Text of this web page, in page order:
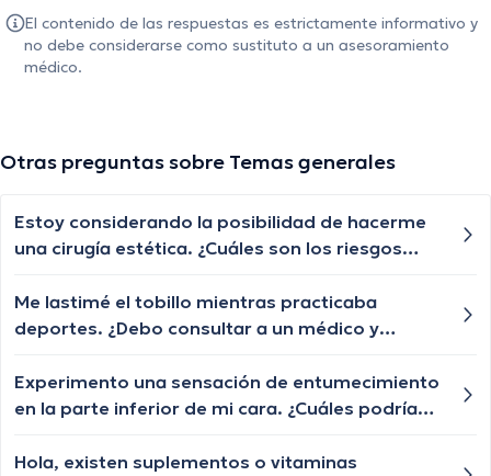
El contenido de las respuestas es estrictamente informativo y
no debe considerarse como sustituto a un asesoramiento
médico.
Otras preguntas sobre Temas generales
Estoy considerando la posibilidad de hacerme
una cirugía estética. ¿Cuáles son los riesgos
Me lastimé el tobillo mientras practicaba
deportes. ¿Debo consultar a un médico y
Experimento una sensación de entumecimiento
en la parte inferior de mi cara. ¿Cuáles podrían
facial y cuándo debería preocuparme?
Hola, existen suplementos o vitaminas